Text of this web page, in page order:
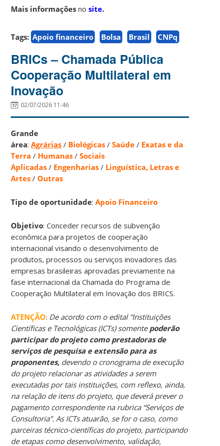
Mais informações nosite.
Tags: Apoio financeiro Bolsa Brasil CNPq
BRICs – Chamada Pública
Cooperação Multilateral em
Inovação
02/07/2026 11:46
Grande
área:Agrárias / Biológicas /Saúde / Exatas e da
Terra / Humanas /Sociais
Aplicadas / Engenharias / Linguística, Letras e
Artes /Outras
Tipo de oportunidade:Apoio Financeiro
Objetivo: Conceder recursos de subvenção
econômica para projetos de cooperação
internacional visando o desenvolvimento de
produtos, processos ou serviços inovadores das
empresas brasileiras aprovadas previamente na
fase internacional da Chamada do Programa de
Cooperação Multilateral em Inovação dos BRICS.
ATENÇÃO: De acordo com o edital “Instituições
Científicas e Tecnológicas (ICTs) somente poderão
participar do projeto como prestadoras de
serviços de pesquisa e extensão para as
proponentes, devendo o cronograma de execução
do projeto relacionar as atividades a serem
executadas por tais instituições, com reflexo, ainda,
na relação de itens do projeto, que deverá prever o
pagamento correspondente na rubrica “Serviços de
Consultoria”. As ICTs atuarão, se for o caso, como
parceiras técnico-científicas do projeto, participando
de etapas como desenvolvimento, validação,